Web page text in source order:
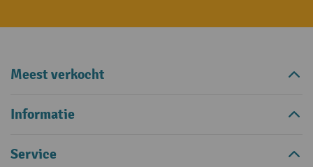
Meest verkocht
Informatie
Service